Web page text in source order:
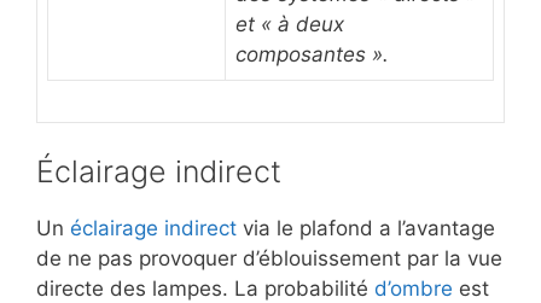
et « à deux
composantes ».
Éclairage indirect
Un éclairage indirect via le plafond a l’avantage
de ne pas provoquer d’éblouissement par la vue
directe des lampes. La probabilité d’ombre est